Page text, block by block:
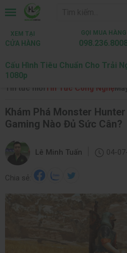
XEM TẠI
CỬA HÀNG
GỌI MUA HÀNG
Trang chủ Tin tức Tin Tức
Tin tức mới Tin Tức Công Nghệ
Khám Phá Monster
Gaming Nào Đủ Sức Cân?
Lê Minh Tuấn 04-
Chia sẻ:
Cấu Hình Tiêu Chuẩn Cho Trải
1080p